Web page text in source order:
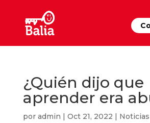
¿Quién dijo que
aprender era
por admin | Oct 21, 2022 | Noticias